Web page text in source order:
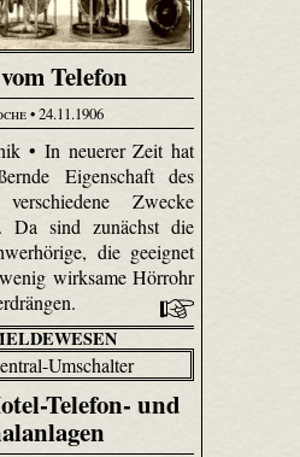
Telefon
• 24.11.1906
• In neuerer Zeit hat
Eigenschaft des
Zwecke
Da sind zunächst die
die geeignet
wirksame Hörrohr
Telefon- und